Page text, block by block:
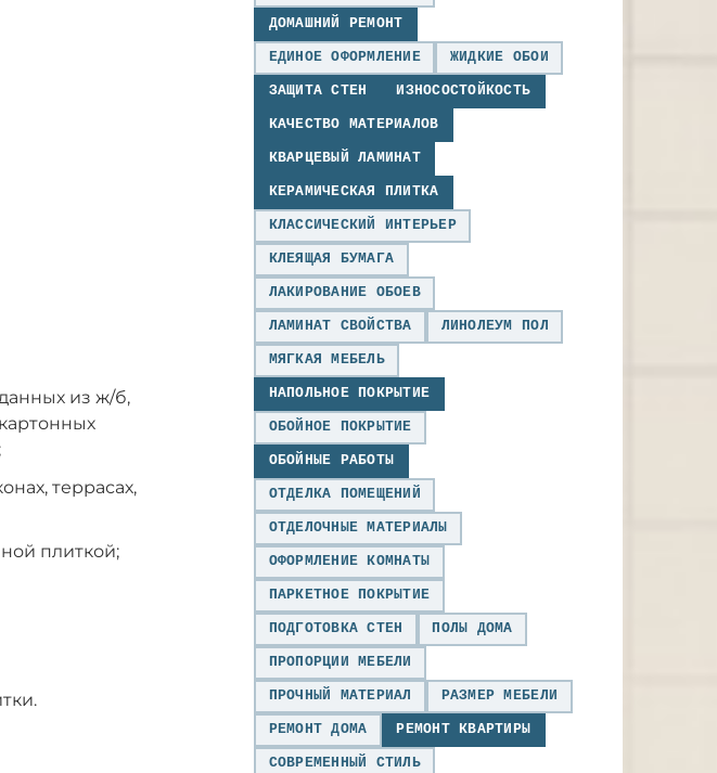
из ж/б,
террасах,
плиткой;
ДОМАШНИЙ РЕМОНТ
ЕДИНОЕ ОФОРМЛЕНИЕ ЖИДКИЕ ОБОИ
ЗАЩИТА СТЕН ИЗНОСОСТОЙКОСТЬ
КАЧЕСТВО МАТЕРИАЛОВ
КВАРЦЕВЫЙ ЛАМИНАТ
КЕРАМИЧЕСКАЯ ПЛИТКА
КЛАССИЧЕСКИЙ ИНТЕРЬЕР
КЛЕЯЩАЯ БУМАГА
ЛАКИРОВАНИЕ ОБОЕВ
ЛАМИНАТ СВОЙСТВА ЛИНОЛЕУМ ПОЛ
МЯГКАЯ МЕБЕЛЬ
НАПОЛЬНОЕ ПОКРЫТИЕ
ОБОЙНОЕ ПОКРЫТИЕ
ОБОЙНЫЕ РАБОТЫ
ОТДЕЛКА ПОМЕЩЕНИЙ
ОТДЕЛОЧНЫЕ МАТЕРИАЛЫ
ОФОРМЛЕНИЕ КОМНАТЫ
ПАРКЕТНОЕ ПОКРЫТИЕ
ПОДГОТОВКА СТЕН ПОЛЫ ДОМА
ПРОПОРЦИИ МЕБЕЛИ
ПРОЧНЫЙ МАТЕРИАЛ РАЗМЕР МЕБЕЛИ
РЕМОНТ ДОМА РЕМОНТ КВАРТИРЫ
СОВРЕМЕННЫЙ СТИЛЬ